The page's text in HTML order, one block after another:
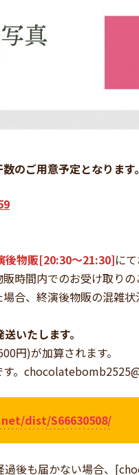
のご用意予定となります。
後物販[20:30〜21:30]に
時間内でのお受け取りの
合、終演後物販の混雑
いたします。
円)が加算されます。
。
dist/S66630508/
後も届かない場合、[